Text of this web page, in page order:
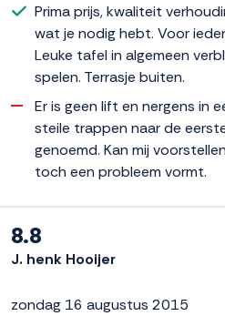
Prima prijs, kwaliteit
wat je nodig hebt. Voor
Leuke tafel in algemeen
spelen. Terrasje buiten.
Er is geen lift en nergens in
steile trappen naar de
genoemd. Kan mij
toch een probleem vormt.
8.8
J. henk Hooijer
zondag 16 augustus 2015